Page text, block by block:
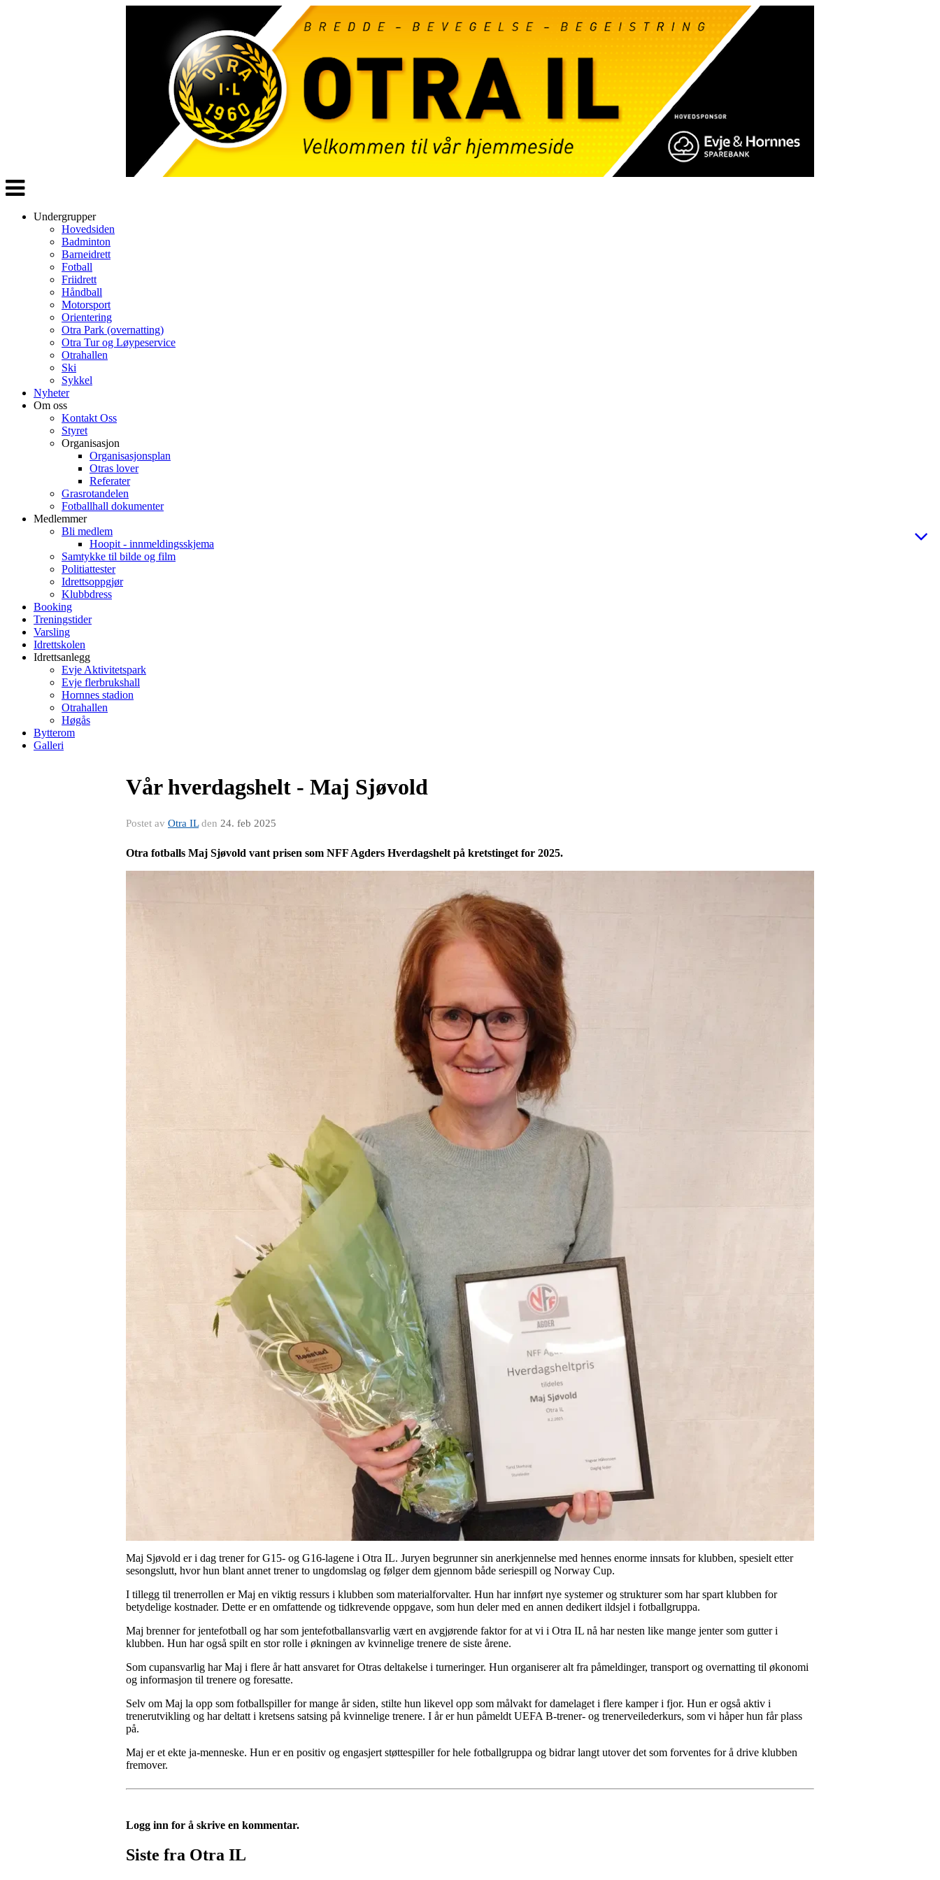
Veksle
navigasjon
Undergrupper
Hovedsiden
Badminton
Barneidrett
Fotball
Friidrett
Håndball
Motorsport
Orientering
Otra Park (overnatting)
Otra Tur og Løypeservice
Otrahallen
Ski
Sykkel
Nyheter
Om oss
Kontakt Oss
Styret
Organisasjon
Organisasjonsplan
Otras lover
Referater
Grasrotandelen
Fotballhall dokumenter
Medlemmer
Bli medlem
Hoopit - innmeldingsskjema
Samtykke til bilde og film
Politiattester
Idrettsoppgjør
Klubbdress
Booking
Treningstider
Varsling
Idrettskolen
Idrettsanlegg
Evje Aktivitetspark
Evje flerbrukshall
Hornnes stadion
Otrahallen
Høgås
Bytterom
Galleri
Vår hverdagshelt - Maj Sjøvold
Postet av Otra ILden 24. feb 2025
Otra fotballs Maj Sjøvold vant prisen som NFF Agders Hverdagshelt på kretstinget for 2025.
Maj Sjøvold er i dag trener for G15- og G16-lagene i Otra IL. Juryen begrunner sin anerkjennelse med hennes enorme innsats for klubben, spesielt etter
sesongslutt, hvor hun blant annet trener to ungdomslag og følger dem gjennom både seriespill og Norway Cup.
I tillegg til trenerrollen er Maj en viktig ressurs i klubben som materialforvalter. Hun har innført nye systemer og strukturer som har spart klubben for
betydelige kostnader. Dette er en omfattende og tidkrevende oppgave, som hun deler med en annen dedikert ildsjel i fotballgruppa.
Maj brenner for jentefotball og har som jentefotballansvarlig vært en avgjørende faktor for at vi i Otra IL nå har nesten like mange jenter som gutter i
klubben. Hun har også spilt en stor rolle i økningen av kvinnelige trenere de siste årene.
Som cupansvarlig har Maj i flere år hatt ansvaret for Otras deltakelse i turneringer. Hun organiserer alt fra påmeldinger, transport og overnatting til økonomi
og informasjon til trenere og foresatte.
Selv om Maj la opp som fotballspiller for mange år siden, stilte hun likevel opp som målvakt for damelaget i flere kamper i fjor. Hun er også aktiv i
trenerutvikling og har deltatt i kretsens satsing på kvinnelige trenere. I år er hun påmeldt UEFA B-trener- og trenerveilederkurs, som vi håper hun får plass
på.
Maj er et ekte ja-menneske. Hun er en positiv og engasjert støttespiller for hele fotballgruppa og bidrar langt utover det som forventes for å drive klubben
fremover.
Logg inn for å skrive en kommentar.
Siste fra Otra IL